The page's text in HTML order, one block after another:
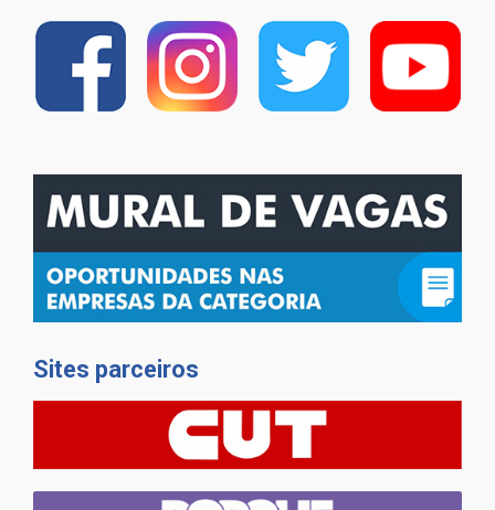
Sites parceiros